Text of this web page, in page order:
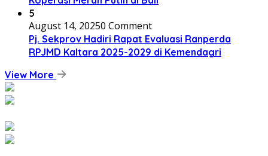
5
August 14, 20250 Comment
Pj. Sekprov Hadiri Rapat Evaluasi Ranperda
RPJMD Kaltara 2025-2029 di Kemendagri
View More